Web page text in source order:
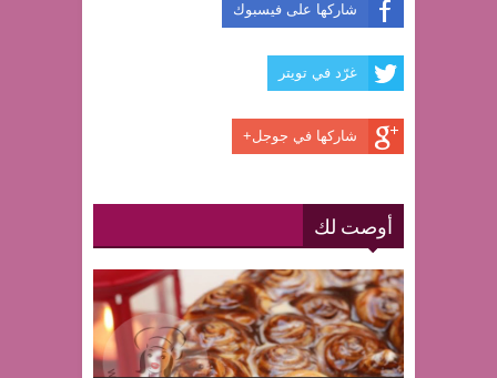
شاركها على فيسبوك
غرّد في تويتر
شاركها في جوجل+
أوصت لك